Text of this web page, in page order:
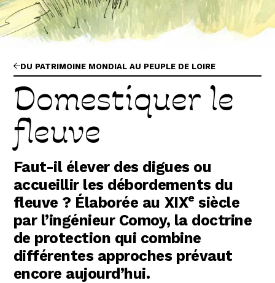
DU PATRIMOINE MONDIAL AU PEUPLE DE LOIRE
Domestiquer le
fleuve
Faut-il élever des digues ou
accueillir les débordements du
fleuve ? Élaborée au XIXesiècle
par l’ingénieur Comoy, la doctrine
de protection qui combine
différentes approches prévaut
encore aujourd’hui.
N La Newsletter
Les dernières nouvelles du Val de Loire
patrimoine mondial délivrées directement